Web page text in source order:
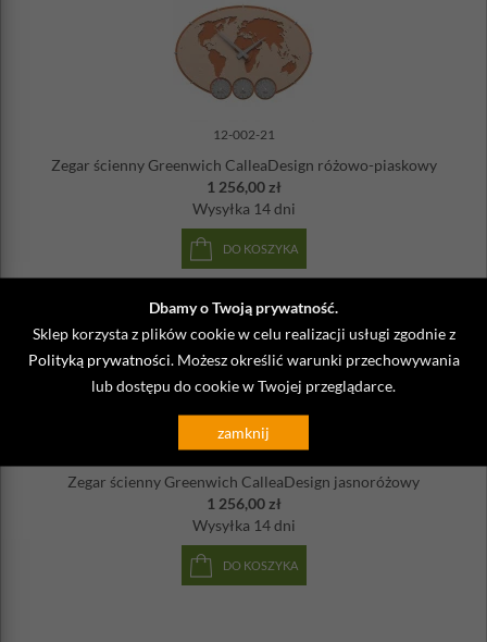
Dbamy o Twoją prywatność.
Sklep korzysta z plików cookie w celu realizacji usługi zgodnie z
Polityką prywatności. Możesz określić warunki przechowywania
lub dostępu do cookie w Twojej przeglądarce.
zamknij
12-002-21
Zegar ścienny Greenwich CalleaDesign różowo-piaskowy
1 256,00 zł
Wysyłka 14 dni
DO KOSZYKA
12-002-31
Zegar ścienny Greenwich CalleaDesign jasnoróżowy
1 256,00 zł
Wysyłka 14 dni
DO KOSZYKA